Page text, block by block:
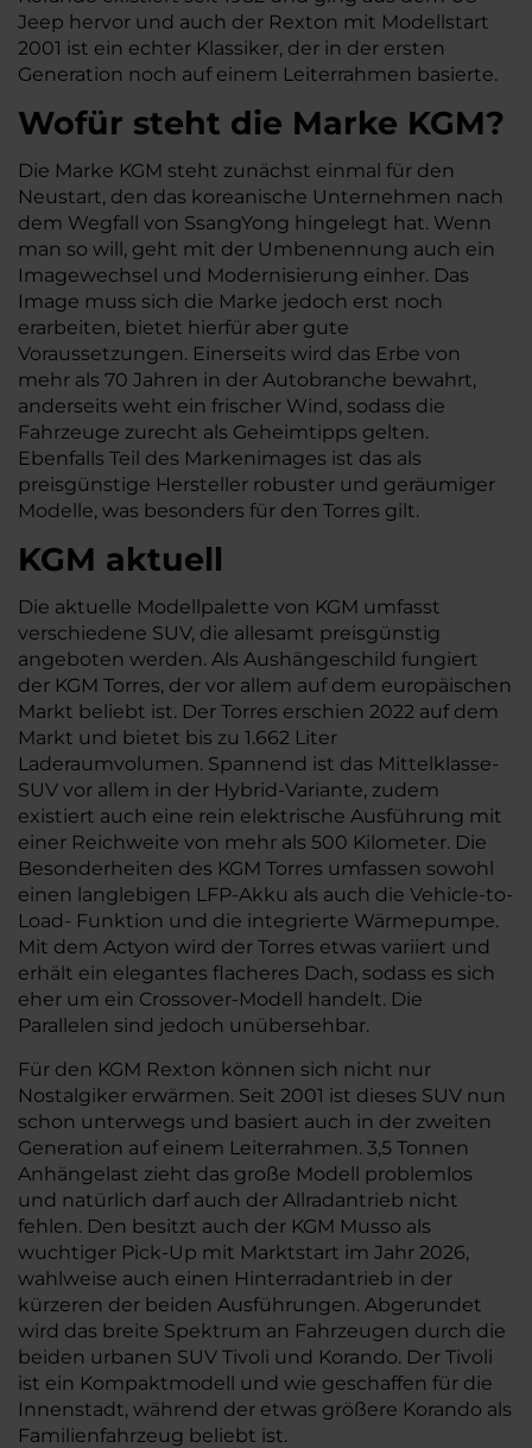
Jeep hervor und auch der Rexton mit Modellstart
2001 ist ein echter Klassiker, der in der ersten
Generation noch auf einem Leiterrahmen basierte.
Wofür steht die Marke KGM?
Die Marke KGM steht zunächst einmal für den
Neustart, den das koreanische Unternehmen nach
dem Wegfall von SsangYong hingelegt hat. Wenn
man so will, geht mit der Umbenennung auch ein
Imagewechsel und Modernisierung einher. Das
Image muss sich die Marke jedoch erst noch
erarbeiten, bietet hierfür aber gute
Voraussetzungen. Einerseits wird das Erbe von
mehr als 70 Jahren in der Autobranche bewahrt,
anderseits weht ein frischer Wind, sodass die
Fahrzeuge zurecht als Geheimtipps gelten.
Ebenfalls Teil des Markenimages ist das als
preisgünstige Hersteller robuster und geräumiger
Modelle, was besonders für den Torres gilt.
KGM aktuell
Die aktuelle Modellpalette von KGM umfasst
verschiedene SUV, die allesamt preisgünstig
angeboten werden. Als Aushängeschild fungiert
der KGM Torres, der vor allem auf dem europäischen
Markt beliebt ist. Der Torres erschien 2022 auf dem
Markt und bietet bis zu 1.662 Liter
Laderaumvolumen. Spannend ist das Mittelklasse-
SUV vor allem in der Hybrid-Variante, zudem
existiert auch eine rein elektrische Ausführung mit
einer Reichweite von mehr als 500 Kilometer. Die
Besonderheiten des KGM Torres umfassen sowohl
einen langlebigen LFP-Akku als auch die Vehicle-to-
Load- Funktion und die integrierte Wärmepumpe.
Mit dem Actyon wird der Torres etwas variiert und
erhält ein elegantes flacheres Dach, sodass es sich
eher um ein Crossover-Modell handelt. Die
Parallelen sind jedoch unübersehbar.
Für den KGM Rexton können sich nicht nur
Nostalgiker erwärmen. Seit 2001 ist dieses SUV nun
schon unterwegs und basiert auch in der zweiten
Generation auf einem Leiterrahmen. 3,5 Tonnen
Anhängelast zieht das große Modell problemlos
und natürlich darf auch der Allradantrieb nicht
fehlen. Den besitzt auch der KGM Musso als
wuchtiger Pick-Up mit Marktstart im Jahr 2026,
wahlweise auch einen Hinterradantrieb in der
kürzeren der beiden Ausführungen. Abgerundet
wird das breite Spektrum an Fahrzeugen durch die
beiden urbanen SUV Tivoli und Korando. Der Tivoli
ist ein Kompaktmodell und wie geschaffen für die
Innenstadt, während der etwas größere Korando als
Familienfahrzeug beliebt ist.